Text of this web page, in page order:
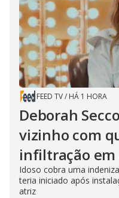
FEED TV/ HÁ 1 HORA
Deborah
vizinho com
infiltração
Idoso cobra uma
teria iniciado após
atriz